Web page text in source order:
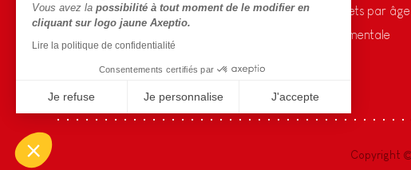
Vous avez la possibilité à tout moment de le modifier en
cliquant sur logo jaune Axeptio.
Lire la politique de confidentialité
Consentements certifiés par
Je refuse Je personnalise J'accepte
Axeptio consent
Plateforme de Gestion du Consentement : Personnalisez vos Options
Notre plateforme vous permet d'adapter et de gérer vos paramètres
Données personnelles
Sélection de jouets par âge
Fiche environnementale
Copyright